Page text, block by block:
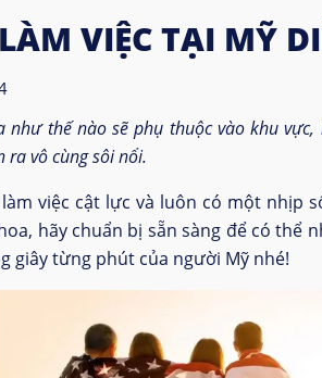
VIỆC TẠI MỸ
như thế nào sẽ phụ thuộc vào khu
ra vô cùng sôi nổi.
việc cật lực và luôn có một nhịp
hãy chuẩn bị sẵn sàng để có thể
giây từng phút của người Mỹ nhé!